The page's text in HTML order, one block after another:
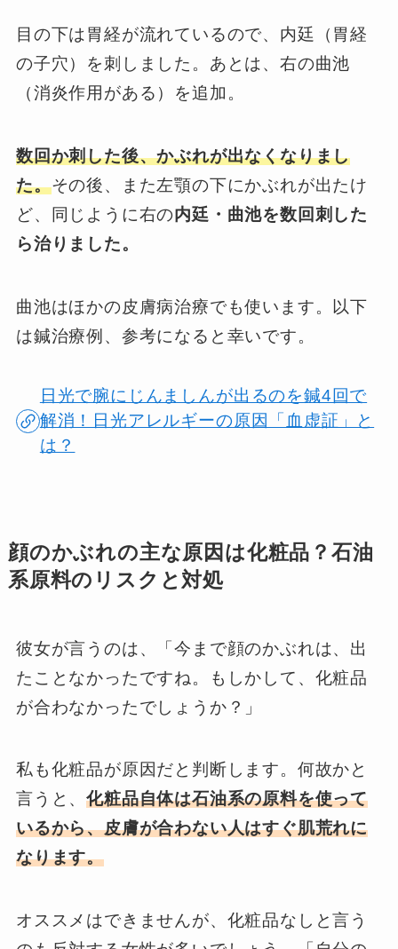
目の下は胃経が流れているので、内廷（胃経
の子穴）を刺しました。あとは、右の曲池
（消炎作用がある）を追加。
数回か刺した後、かぶれが出なくなりまし
た。その後、また左顎の下にかぶれが出たけ
ど、同じように右の内廷・曲池を数回刺した
ら治りました。
曲池はほかの皮膚病治療でも使います。以下
は鍼治療例、参考になると幸いです。
日光で腕にじんましんが出るのを鍼4回で
解消！日光アレルギーの原因「血虚証」と
は？
顔のかぶれの主な原因は化粧品？石油
系原料のリスクと対処
彼女が言うのは、「今まで顔のかぶれは、出
たことなかったですね。もしかして、化粧品
が合わなかったでしょうか？」
私も化粧品が原因だと判断します。何故かと
言うと、化粧品自体は石油系の原料を使って
いるから、皮膚が合わない人はすぐ肌荒れに
なります。
オススメはできませんが、化粧品なしと言う